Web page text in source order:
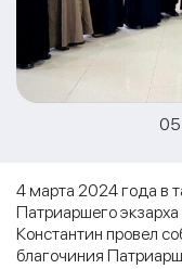
4 марта 2024 года в
Патриаршего
Константин провел
благочиния